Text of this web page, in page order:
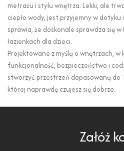
metrażu i stylu wnętrza. Lekki, ale
ciepło wody, jest przyjemny w dotyku
sprawia, że doskonale sprawdza się
łazienkach dla dzieci.
Projektowane z myślą o wnętrzach, w
funkcjonalność, bezpieczeństwo i
stworzyć przestrzeń dopasowaną do
której naprawdę czujesz się dobrze.
Załóż